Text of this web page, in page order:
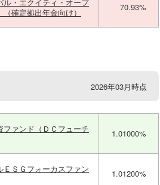
確定拠出年金向け）
70.93%
2026年03月時点
ファンド（ＤＣフューチ
1.01000%
ＥＳＧフォーカスファン
1.01200%